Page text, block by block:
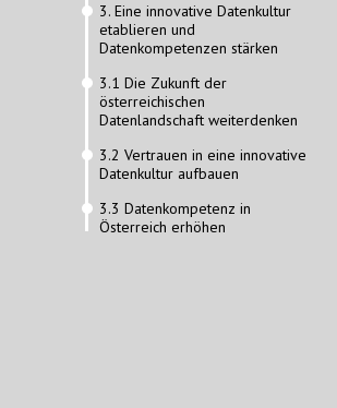
3. Eine innovative Datenkultur
etablieren und
Datenkompetenzen stärken
3.1 Die Zukunft der
österreichischen
Datenlandschaft weiterdenken
3.2 Vertrauen in eine innovative
Datenkultur aufbauen
3.3 Datenkompetenz in
Österreich erhöhen